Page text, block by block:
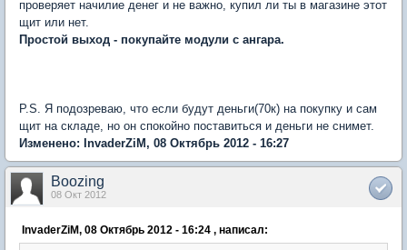
проверяет начилие денег и не важно, купил ли ты в магазине этот
щит или нет.
Простой выход - покупайте модули с ангара.
P.S. Я подозреваю, что если будут деньги(70к) на покупку и сам
щит на складе, но он спокойно поставиться и деньги не снимет.
Изменено: InvaderZiM, 08 Октябрь 2012 - 16:27
Boozing
08 Окт 2012
InvaderZiM, 08 Октябрь 2012 - 16:24 , написал: